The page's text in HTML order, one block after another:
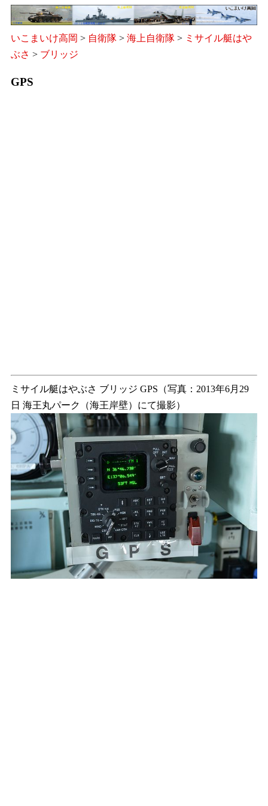
いこまいけ高岡 > 自衛隊 > 海上自衛隊 > ミサイル艇はや
ぶさ > ブリッジ
GPS
ミサイル艇はやぶさ ブリッジ GPS（写真：2013年6月29
日 海王丸パーク（海王岸壁）にて撮影）